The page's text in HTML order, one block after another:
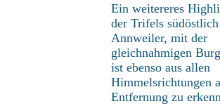
Ein weitereres
der Trifels
Annweiler, mit der
gleichnahmigen
ist ebenso aus allen
Himmelsrichtungen
Entfernung zu